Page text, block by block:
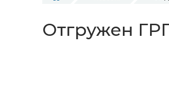
Отгружен